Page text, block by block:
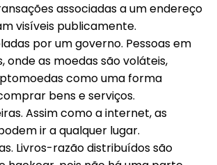
associadas a um endereço
visíveis publicamente.
por um governo. Pessoas em
onde as moedas são voláteis,
como uma forma
bens e serviços.
. Assim como a internet, as
ir a qualquer lugar.
Livros-razão distribuídos são